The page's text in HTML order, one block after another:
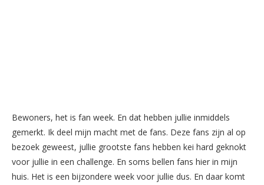
Bewoners, het is fan week. En dat hebben jullie inmiddels
gemerkt. Ik deel mijn macht met de fans. Deze fans zijn al op
bezoek geweest, jullie grootste fans hebben kei hard geknokt
voor jullie in een challenge. En soms bellen fans hier in mijn
huis. Het is een bijzondere week voor jullie dus. En daar komt